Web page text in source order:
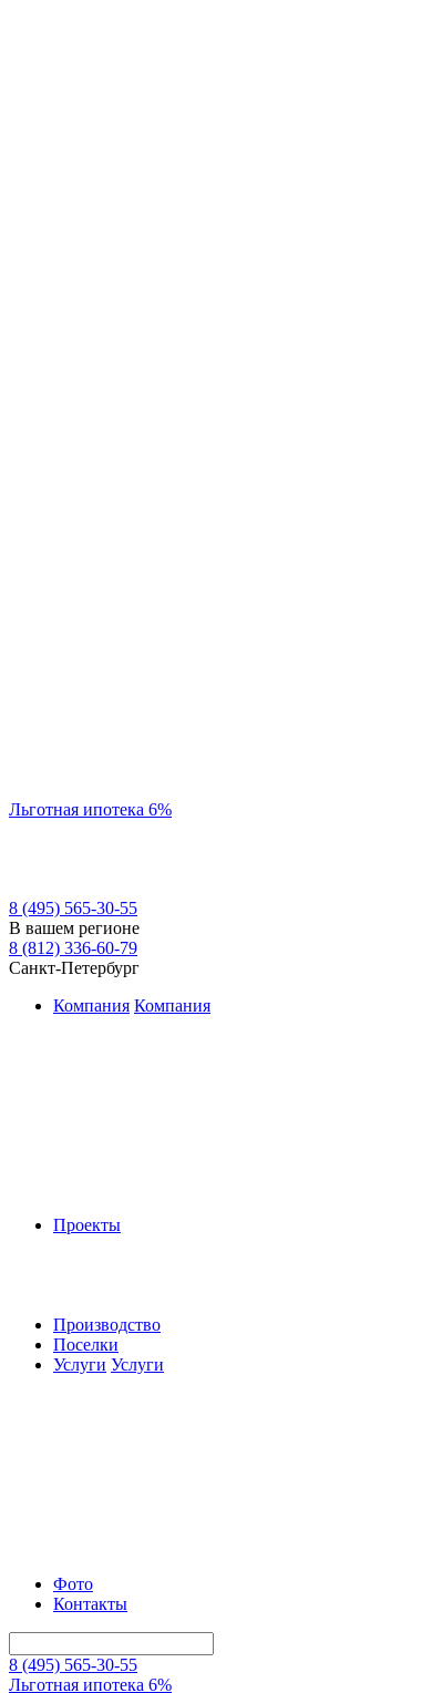
Льготная ипотека 6%
8 (495) 565-30-55
В вашем регионе
8 (812) 336-60-79
Санкт-Петербург
Компания Компания
Проекты
Производство
Поселки
Услуги Услуги
Фото
Контакты
8 (495) 565-30-55
Льготная ипотека 6%